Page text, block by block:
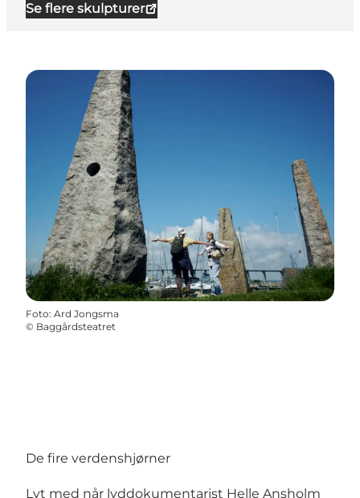
Se flere skulpturer
Foto: Ard Jongsma
© Baggårdsteatret
De fire verdenshjørner
Lyt med når lyddokumentarist Helle Ansholm